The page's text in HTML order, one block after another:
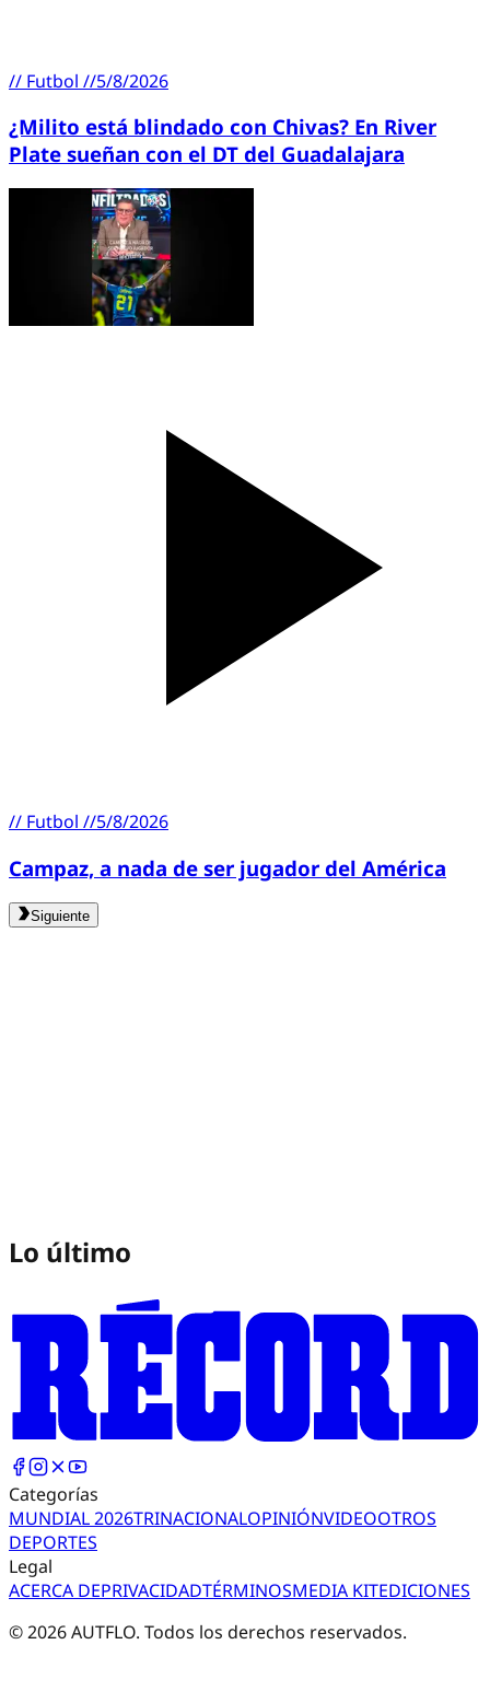
// Futbol //5/8/2026
¿Milito está blindado con Chivas? En River
Plate sueñan con el DT del Guadalajara
// Futbol //5/8/2026
Campaz, a nada de ser jugador del América
Siguiente
Lo último
Categorías
MUNDIAL 2026TRINACIONALOPINIÓNVIDEOOTROS
DEPORTES
Legal
ACERCA DEPRIVACIDADTÉRMINOSMEDIA KITEDICIONES
©2026AUTFLO. Todos los derechos reservados.